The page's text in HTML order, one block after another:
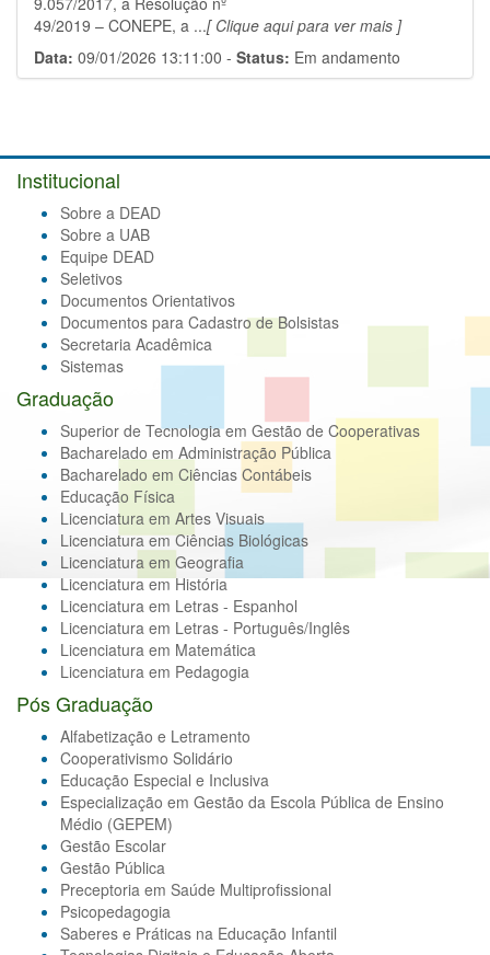
49/2019 – CONEPE, a ...[ Clique aqui para ver mais ]
Data: 09/01/2026 13:11:00 - Status: Em andamento
Institucional
Sobre a DEAD
Sobre a UAB
Equipe DEAD
Seletivos
Documentos Orientativos
Documentos para Cadastro de Bolsistas
Secretaria Acadêmica
Sistemas
Graduação
Superior de Tecnologia em Gestão de Cooperativas
Bacharelado em Administração Pública
Bacharelado em Ciências Contábeis
Educação Física
Licenciatura em Artes Visuais
Licenciatura em Ciências Biológicas
Licenciatura em Geografia
Licenciatura em História
Licenciatura em Letras - Espanhol
Licenciatura em Letras - Português/Inglês
Licenciatura em Matemática
Licenciatura em Pedagogia
Pós Graduação
Alfabetização e Letramento
Cooperativismo Solidário
Educação Especial e Inclusiva
Especialização em Gestão da Escola Pública de Ensino
Médio (GEPEM)
Gestão Escolar
Gestão Pública
Preceptoria em Saúde Multiprofissional
Psicopedagogia
Saberes e Práticas na Educação Infantil